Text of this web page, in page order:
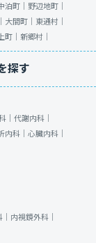
泊町｜ 野辺地町｜
大間町｜ 東通村｜
町｜ 新郷村｜
探す
｜ 代謝内科｜
内科｜ 心臓内科｜
内視鏡外科｜